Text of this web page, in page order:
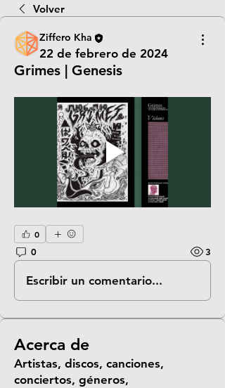
Volver
Ziffero Kha
22 de febrero de 2024
Grimes | Genesis
0
0
3
Escribir un comentario...
Acerca de
Artistas, discos, canciones,
conciertos, géneros,